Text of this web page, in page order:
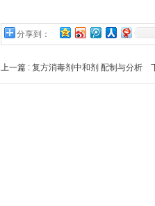
分享到：
上一篇 : 复方消毒剂中和剂 配制与分析